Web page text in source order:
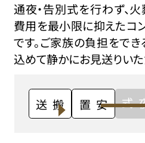
通夜・告別式を行わず、
費用を最小限に抑えたコ
です。ご家族の負担をでき
込めて静かにお見送りい
搬送 安置 通夜式